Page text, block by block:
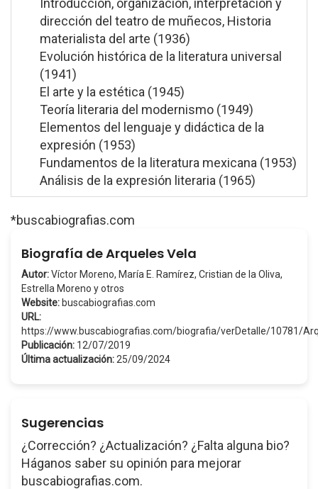
Introducción, organización, interpretación y
dirección del teatro de muñecos, Historia
materialista del arte (1936)
Evolución histórica de la literatura universal
(1941)
El arte y la estética (1945)
Teoría literaria del modernismo (1949)
Elementos del lenguaje y didáctica de la
expresión (1953)
Fundamentos de la literatura mexicana (1953)
Análisis de la expresión literaria (1965)
*buscabiografias.com
Biografía de Arqueles Vela
Autor:Víctor Moreno, María E. Ramírez, Cristian de la Oliva,
Estrella Moreno y otros
Website: buscabiografias.com
URL:
https://www.buscabiografias.com/biografia/verDetalle/10781/
Publicación: 12/07/2019
Última actualización: 25/09/2024
Sugerencias
¿Corrección? ¿Actualización? ¿Falta alguna bio?
Háganos saber su opinión para mejorar
buscabiografias.com.